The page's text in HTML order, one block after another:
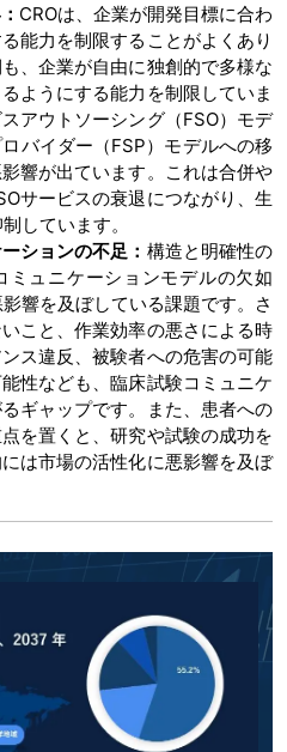
CROは、企業が開発目標に合わ
能力を制限することがよくあり
、企業が自由に独創的で多様な
ようにする能力を制限していま
アウトソーシング（FSO）モデ
バイダー（FSP）モデルへの移
響が出ています。これは合併や
サービスの衰退につながり、生
しています。
ションの不足： 構造と明確性の
ミュニケーションモデルの欠如
響を及ぼしている課題です。さ
こと、作業効率の悪さによる時
ス違反、被験者への危害の可能
性なども、臨床試験コミュニケ
ギャップです。また、患者への
を置くと、研究や試験の成功を
は市場の活性化に悪影響を及ぼ